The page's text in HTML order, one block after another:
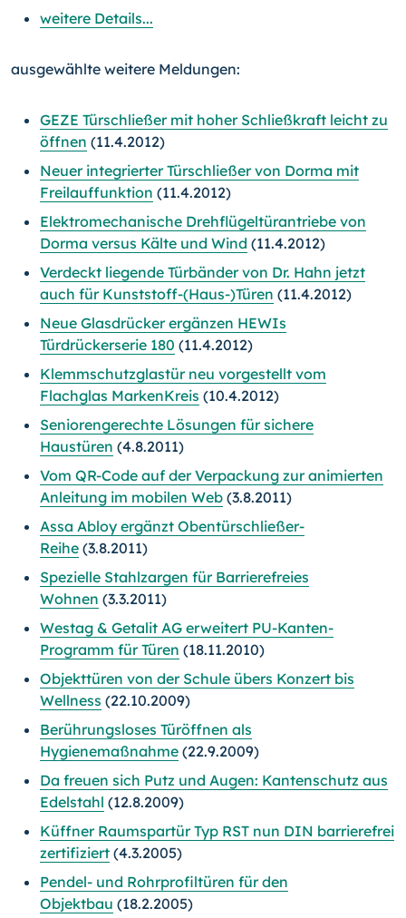
weitere Details...
ausgewählte weitere Meldungen:
GEZE Türschließer mit hoher Schließkraft leicht zu
öffnen (11.4.2012)
Neuer integrierter Türschließer von Dorma mit
Freilauffunktion (11.4.2012)
Elektromechanische Drehflügeltürantriebe von
Dorma versus Kälte und Wind (11.4.2012)
Verdeckt liegende Türbänder von Dr. Hahn jetzt
auch für Kunststoff-(Haus-)Türen (11.4.2012)
Neue Glasdrücker ergänzen HEWIs
Türdrückerserie 180 (11.4.2012)
Klemmschutzglastür neu vorgestellt vom
Flachglas MarkenKreis (10.4.2012)
Seniorengerechte Lösungen für sichere
Haustüren (4.8.2011)
Vom QR-Code auf der Verpackung zur animierten
Anleitung im mobilen Web (3.8.2011)
Assa Abloy ergänzt Obentürschließer-
Reihe (3.8.2011)
Spezielle Stahlzargen für Barrierefreies
Wohnen (3.3.2011)
Westag & Getalit AG erweitert PU-Kanten-
Programm für Türen (18.11.2010)
Objekttüren von der Schule übers Konzert bis
Wellness (22.10.2009)
Berührungsloses Türöffnen als
Hygienemaßnahme (22.9.2009)
Da freuen sich Putz und Augen: Kantenschutz aus
Edelstahl (12.8.2009)
Küffner Raumspartür Typ RST nun DIN barrierefrei
zertifiziert (4.3.2005)
Pendel- und Rohrprofiltüren für den
Objektbau (18.2.2005)